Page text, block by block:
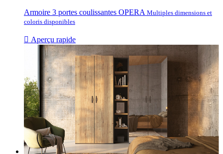
Armoire 3 portes coulissantes OPERA Multiples dimensions et
coloris disponibles
 Aperçu rapide